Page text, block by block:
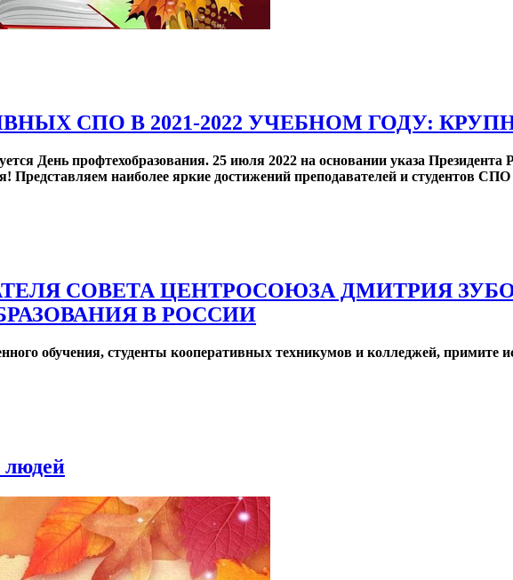
СПО В 2021-2022 УЧЕБНОМ ГОДУ:
День профтехобразования. 25 июля 2022 на основании указа
Представляем наиболее яркие достижений преподавателей и студентов
СОВЕТА ЦЕНТРОСОЮЗА ДМИТРИЯ
В РОССИИ
обучения, студенты кооперативных техникумов и колледжей, примите
людей